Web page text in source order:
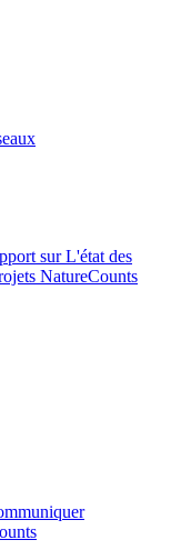
sur L'état des
NatureCounts